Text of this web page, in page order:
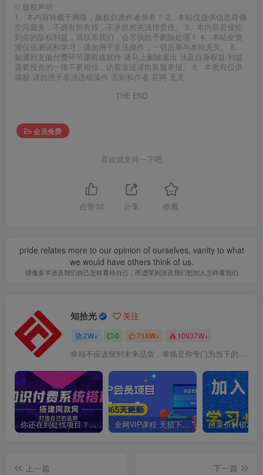
© 版权声明
1、本内容转载于网络，版权归原作者所有！ 2、本站仅提供信息存储
空间服务，不拥有所有权，不承担相关法律责任。 3、本内容若侵犯
到你的版权利益，请联系我们，会尽快给予删除处理！ 4、本站全资
源仅供测试和学习，请勿用于非法操作，一切后果与本站无关。 5、
如遇到充值付费环节课程或软件 请马上删除退出 涉及自身权益/利益
需要投资的一律不要相信，访客发现请向客服举报。 6、本教程仅供
揭秘 请勿用于非法违规操作 否则和作者 官网 无关
THE END
会员免费
喜欢就支持一下吧
点赞 32 分享 收藏
pride relates more to our opinion of ourselves, vanity to what
we would have others think of us.
骄傲多半涉及我们自己怎样看待自己，而虚荣则涉及我们想别人怎样看我们
知拾光 关注
2W+ 0 718W+ 10937W+
幸福不应该留到未来品尝，幸福是你专门为当下的自己所准备的
你还在到处找项目？还在当韭菜？我靠卖项目一个月收入5万+，曾经我也是个失败者。 全网VIP课程 无损下载~
上一篇
下一篇